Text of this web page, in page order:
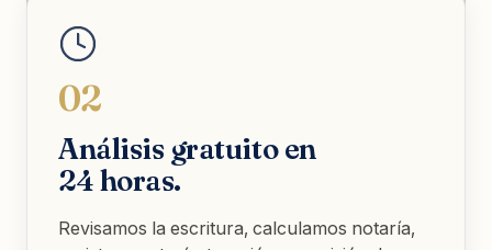
02
Análisis gratuito en
24 horas.
Revisamos la escritura, calculamos notaría,